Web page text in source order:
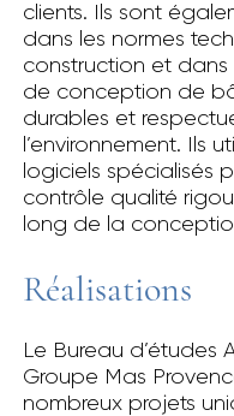
clients. Ils sont
dans les normes
construction et dans
de conception de
durables et
l’environnement. Ils
logiciels spécialisés
contrôle qualité
long de la
Réalisations
Le Bureau d’études
Groupe Mas
nombreux projets